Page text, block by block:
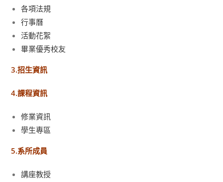
各項法規
行事曆
活動花絮
畢業優秀校友
3.招生資訊
4.課程資訊
修業資訊
學生專區
5.系所成員
講座教授